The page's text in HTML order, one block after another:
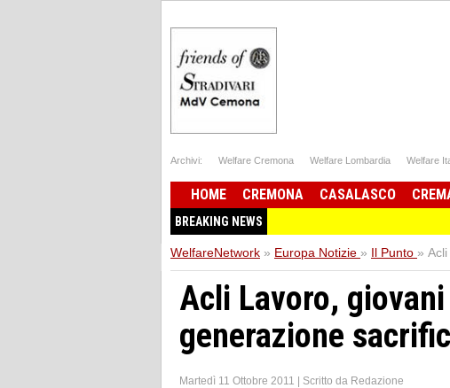
Archivi: Welfare Cremona Welfare Lombardia Welfare
HOME CREMONA CASALASCO
BREAKING NEWS
WelfareNetwork » Europa Notizie » Il Punto »
Acli Lavoro,
generazione
Martedì 11 Ottobre 2011 | Scritto da Redazione